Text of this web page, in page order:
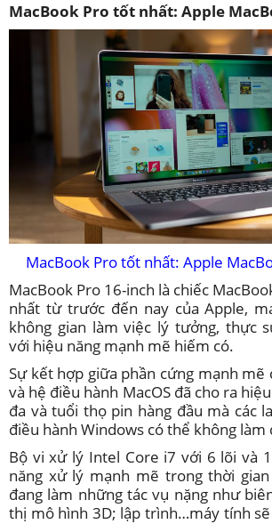
MacBook Pro tốt nhất: Apple
MacBook Pro tốt nhất: Apple
MacBook Pro 16-inch là chiếc
nhất từ trước đến nay của Apple,
không gian làm việc lý tưởng, thực
với hiệu năng mạnh mẽ hiếm có.
Sự kết hợp giữa phần cứng mạnh mẽ
và hệ điều hành MacOS đã cho ra
đa và tuổi thọ pin hàng đầu mà các
điều hành Windows có thể không làm
Bộ vi xử lý Intel Core i7 với 6 lõi và
năng xử lý mạnh mẽ trong thời
đang làm những tác vụ nặng như
thị mô hình 3D; lập trình…máy tính